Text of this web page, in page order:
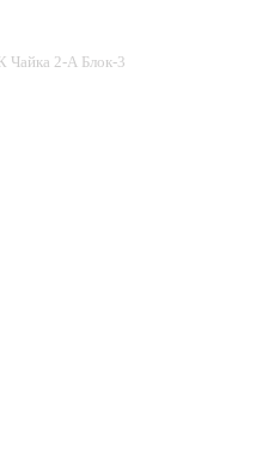
Чайка 2-А Блок-3